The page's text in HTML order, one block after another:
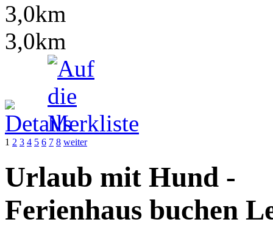
3,0km
3,0km
1 2 3 4 5 6 7 8 weiter
Urlaub mit Hund -
Ferienhaus buchen